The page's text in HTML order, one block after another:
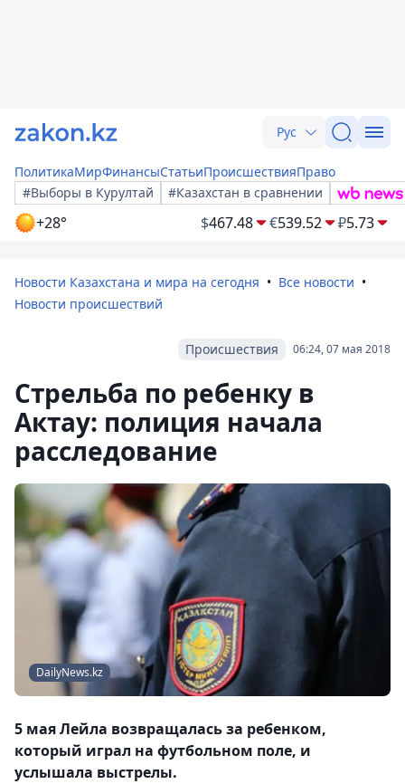
Рус
ПолитикаМирФинансыСтатьиПроисшествияПраво
#Выборы в Курултай
#Казахстан в сравнении
+28° $467.48 €539.52 ₽5.73
Новости Казахстана и мира на сегодня
Все новости
Новости происшествий
06:24, 07 мая 2018
Происшествия
Стрельба по ребенку в
Актау: полиция начала
расследование
DailyNews.kz
5 мая Лейла возвращалась за ребенком,
который играл на футбольном поле, и
услышала выстрелы.